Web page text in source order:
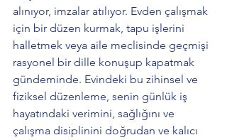
alınıyor, imzalar atılıyor. Evden çalışmak
için bir düzen kurmak, tapu işlerini
halletmek veya aile meclisinde geçmişi
rasyonel bir dille konuşup kapatmak
gündeminde. Evindeki bu zihinsel ve
fiziksel düzenleme, senin günlük iş
hayatındaki verimini, sağlığını ve
çalışma disiplinini doğrudan ve kalıcı